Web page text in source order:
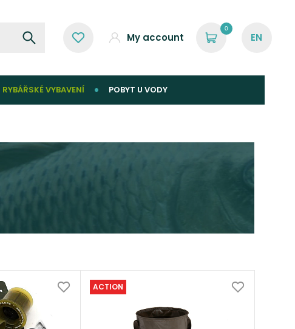
My account
0
RYBÁŘSKÉ VYBAVENÍ POBYT U VODY
ACTION